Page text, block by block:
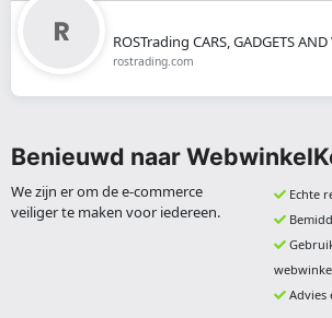
ROSTrading CARS, GADGETS
rostrading.com
Benieuwd naar
We zijn er om de e-commerce
veiliger te maken voor iedereen.
Echte
Advies